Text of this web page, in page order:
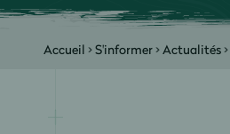
Accueil >S'informer>Actualités>